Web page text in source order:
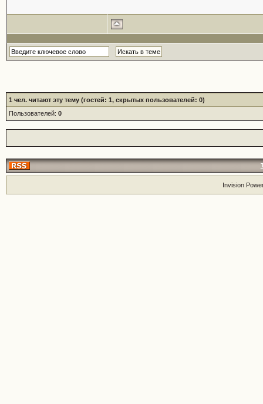
1 чел. читают эту тему (гостей: 1, скрытых пользователей: 0)
Пользователей: 0
Invision